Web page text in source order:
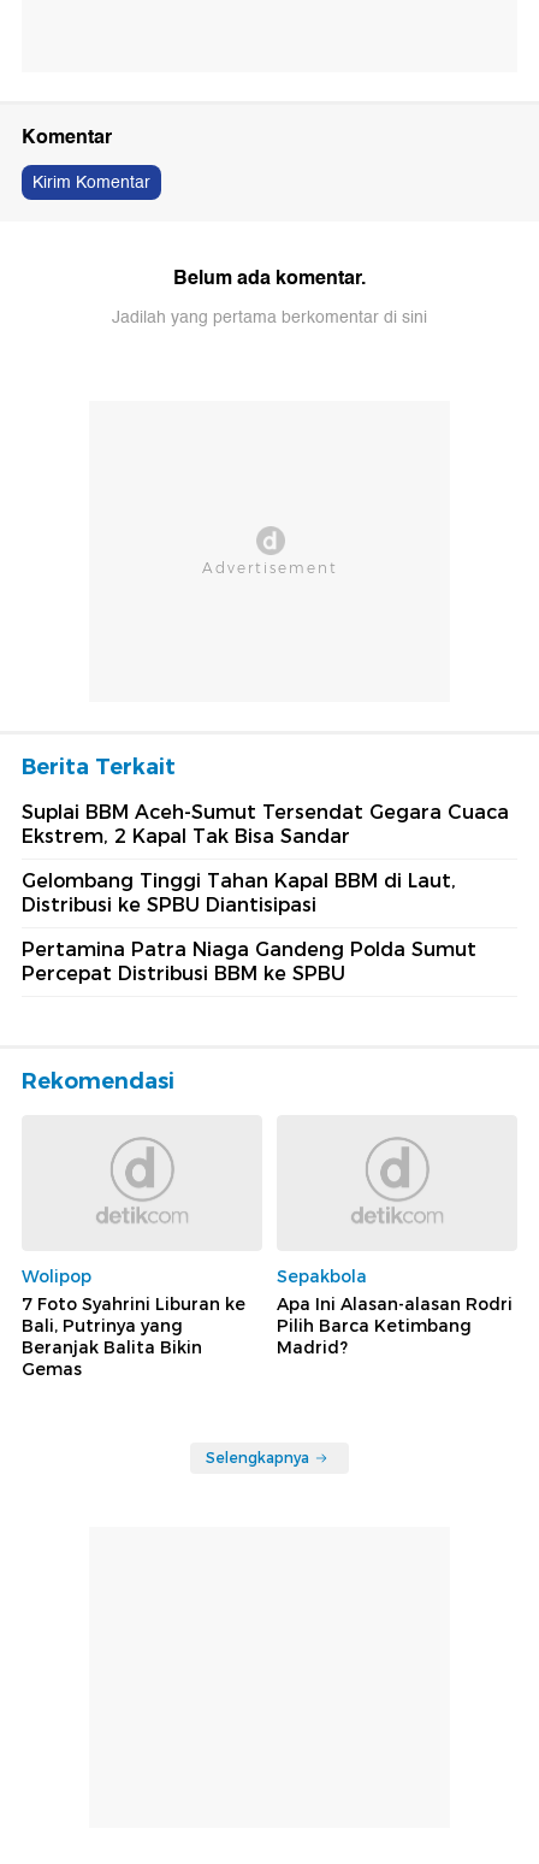
Komentar
Kirim Komentar
Belum ada komentar.
Jadilah yang pertama berkomentar di sini
Berita Terkait
Suplai BBM Aceh-Sumut Tersendat Gegara Cuaca
Ekstrem, 2 Kapal Tak Bisa Sandar
Gelombang Tinggi Tahan Kapal BBM di Laut,
Distribusi ke SPBU Diantisipasi
Pertamina Patra Niaga Gandeng Polda Sumut
Percepat Distribusi BBM ke SPBU
Rekomendasi
Wolipop
7 Foto Syahrini Liburan ke
Bali, Putrinya yang
Beranjak Balita Bikin
Gemas
Sepakbola
Apa Ini Alasan-alasan Rodri
Pilih Barca Ketimbang
Madrid?
Selengkapnya